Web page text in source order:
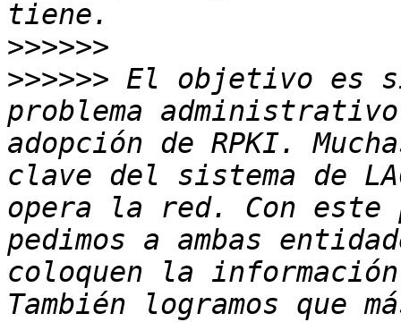
>>>>>>
>>>>>> El objetivo es
problema
adopción de RPKI.
clave del sistema de
opera la red. Con este
pedimos a ambas
coloquen la
También logramos que